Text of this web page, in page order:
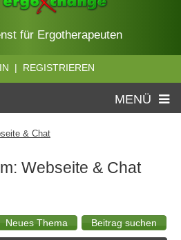
für Ergotherapeuten
| REGISTRIEREN
MENÜ
& Chat
Webseite & Chat